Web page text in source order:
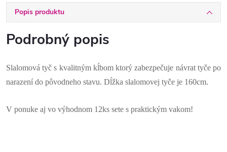
Popis produktu
Podrobný popis
Slalomová tyč s kvalitným kĺbom ktorý zabezpečuje návrat tyče po
narazení do pôvodneho stavu. Dĺžka slalomovej tyče je 160cm.
V ponuke aj vo výhodnom 12ks sete s praktickým vakom!